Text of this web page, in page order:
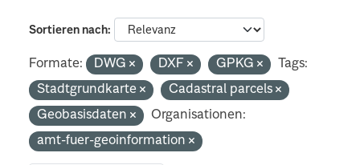
Sortieren nach
Formate: DWG DXF GPKG
Tags:
Stadtgrundkarte
Cadastral parcels
Geobasisdaten
Organisationen:
amt-fuer-geoinformation